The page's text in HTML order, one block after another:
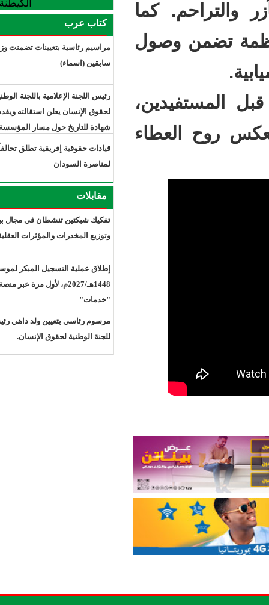
كما
وصول
كتاب عرب
مراسيم رئاسية بتعيينات تضمنت وزراء
رئيس اللجنة الإعلامية باللجنة الوطنية
لحقوق الإنسان يعلن استقالته ويقدم
شهادة للتاريخ حول مسار المؤسسة
قيادات حقوقية إفريقية تطلق تحالفاً
تفكيك شبكتين تنشطان في مجال بيع
وتوزيع المخدرات والمؤثرات العقلية.
إطلاق عملية التسجيل المبكر لموسم حج
1448هـ/2027م، لأول مرة عبر منصة
مرسوم رئاسي بتعيين ولد داهي رئيسًا
للجنة الوطنية لحقوق الإنسان.